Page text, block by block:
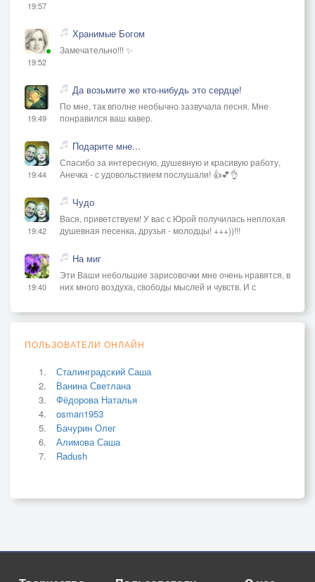
19:57
19:52
Хранимые Богом
Замечательно!!! ✨
19:49
Да возьмите же кто-нибудь это сердце!
По мне, так вполне необычно зазвучала песня. Мне
понравился ваш кавер.
19:44
Подарите мне...
Спасибо за интересную, душевную и красивую работу,
Анечка - с удовольствием послушали! 👍💕👌
19:42
Чудо
Вася, приветствуем! У вас с Юрой получилась неплохая
душевная песенка, друзья - молодцы! +++))!!!
19:40
На миг
Эти Ваши небольшие зарисовочки мне очень нравятся, в
них много воздуха, свободы мыслей и чувств. И с
ПОЛЬЗОВАТЕЛИ ОНЛАЙН
Сталинградский Саша
Ванина Светлана
Фёдорова Наталья
osman1953
Бачурин Олег
Алимова Саша
Radush